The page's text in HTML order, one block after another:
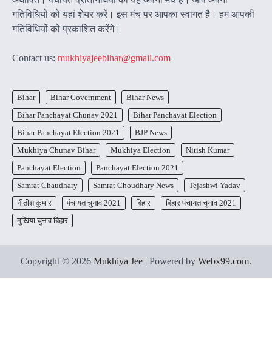
गतिविधियों को यहां शेयर करें। इस मंच पर आपका स्वागत है। हम आपकी
गतिविधियों को प्रकाशित करेंगेे।
Contact us: mukhiyajeebihar@gmail.com
Bihar Bihar Government
Bihar News
Bihar Panchayat Chunav 2021
Bihar Panchayat Election
Bihar Panchayat Election 2021
BJP News
Mukhiya Chunav Bihar
Mukhiya Election
Nitish Kumar
Panchayat Election
Panchayat Election 2021
Samrat Chaudhary
Samrat Choudhary News
Tejashwi Yadav
नीतीश कुमार
पंचायत चुनाव 2021 बिहार
बिहार पंचायत चुनाव 2021
मुखिया चुनाव बिहार
Copyright © 2026 Mukhiya Jee | Powered by Webx99.com.